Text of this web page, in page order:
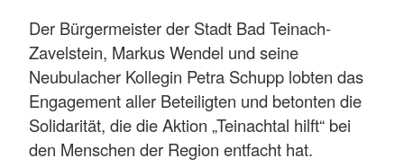
Der Bürgermeister der Stadt Bad Teinach-
Zavelstein, Markus Wendel und seine
Neubulacher Kollegin Petra Schupp lobten das
Engagement aller Beteiligten und betonten die
Solidarität, die die Aktion „Teinachtal hilft“ bei
den Menschen der Region entfacht hat.